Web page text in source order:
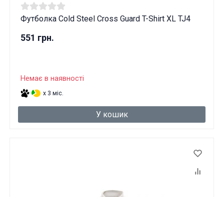
Футболка Cold Steel Cross Guard T-Shirt XL TJ4
551 грн.
Немає в наявності
x 3 міс.
У кошик